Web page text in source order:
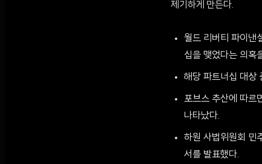
제기하게 만든다.
월드 리버티 파이
십을 맺었다는 의혹
해당 파트너십 대상
포브스 추산에 따르
나타났다.
하원 사법위원회 민
서를 발표했다.